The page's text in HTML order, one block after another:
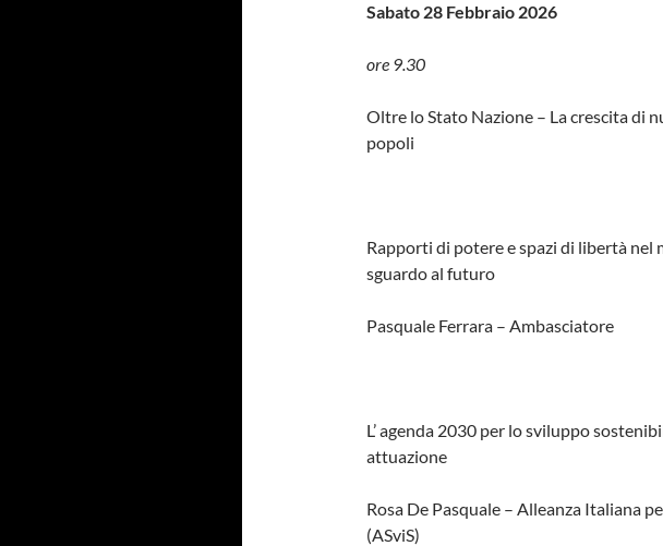
Sabato 28 Febbraio 2026
ore 9.30
Oltre lo Stato Nazione – La crescita di
popoli
Rapporti di potere e spazi di libertà nel
sguardo al futuro
Pasquale Ferrara – Ambasciatore
L’ agenda 2030 per lo sviluppo
attuazione
Rosa De Pasquale – Alleanza Italiana
(ASviS)